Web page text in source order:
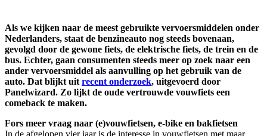
Als we kijken naar de meest gebruikte vervoersmiddelen onder
Nederlanders, staat de benzineauto nog steeds bovenaan,
gevolgd door de gewone fiets, de elektrische fiets, de trein en de
bus. Echter, gaan consumenten steeds meer op zoek naar een
ander vervoersmiddel als aanvulling op het gebruik van de
auto. Dat blijkt uit recent onderzoek, uitgevoerd door
Panelwizard. Zo lijkt de oude vertrouwde vouwfiets een
comeback te maken.
Fors meer vraag naar (e)vouwfietsen, e-bike en bakfietsen
In de afgelopen vier jaar is de interesse in vouwfietsen met maar